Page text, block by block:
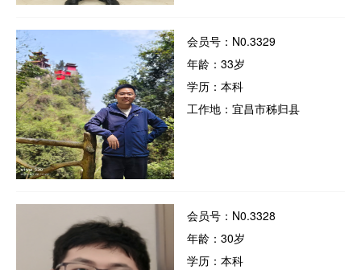
会员号：N0.3329
年龄：33岁
学历：本科
工作地：宜昌市秭归县
会员号：N0.3328
年龄：30岁
学历：本科